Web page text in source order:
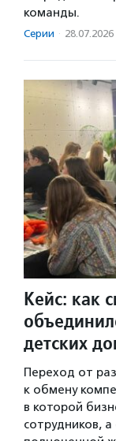
команды.
Серии · 28.07.2026
Кейс: как
детских
Переход от
к обмену
в которой
сотрудников,